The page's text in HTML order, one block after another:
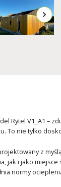
Rytel V1_A1 –
To nie tylko
z
jak i jako
normy